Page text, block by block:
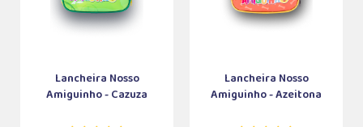
Lancheira Nosso
Amiguinho - Cazuza
Lancheira Nosso
Amiguinho - Azeitona